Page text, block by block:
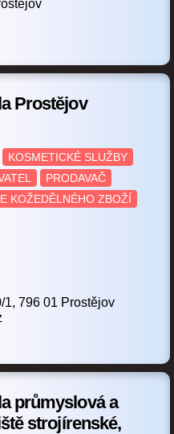
(2)
Řezník-uzenář
tvorba
materiály (1)
(8)
lyceum (3)
(1)
Prostějov
KOSMETICKÉ SLUŽBY
PRODAVAČ
KOŽEDĚLNÉHO ZBOŽÍ
1, 796 01 Prostějov
průmyslová a
strojírenské,